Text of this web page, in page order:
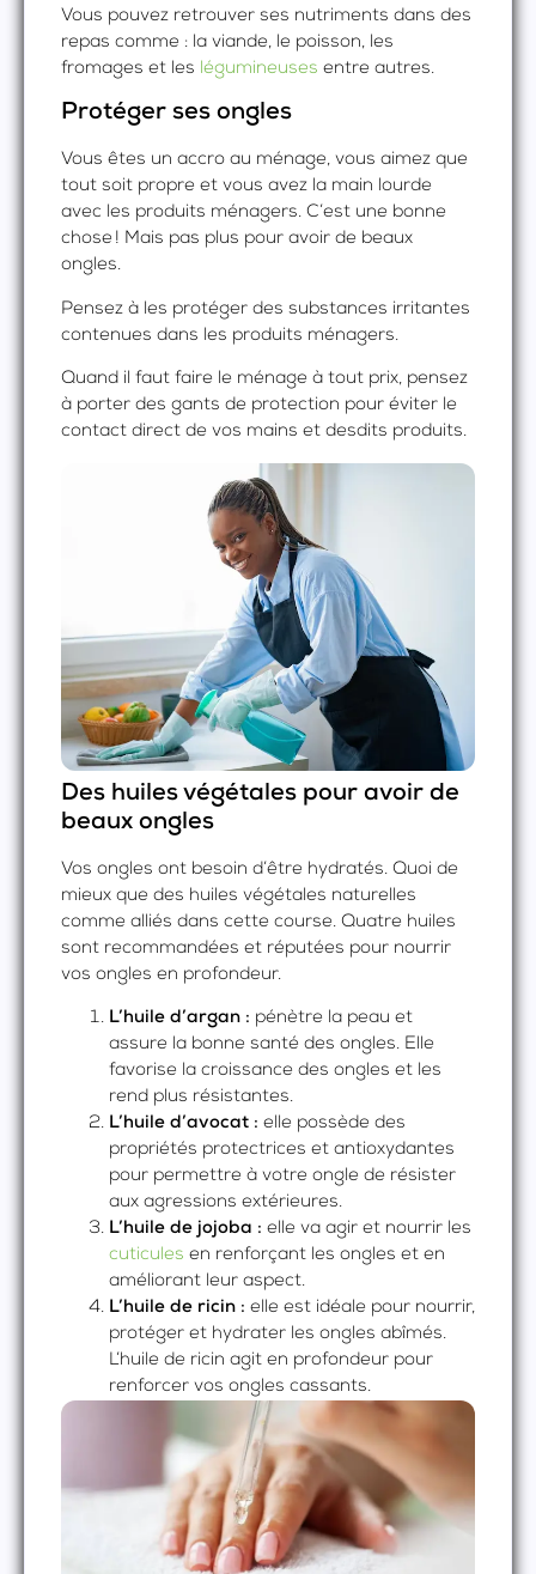
Vous pouvez retrouver ses nutriments dans des
repas comme : la viande, le poisson, les
fromages et les légumineuses entre autres.
Protéger ses ongles
Vous êtes un accro au ménage, vous aimez que
tout soit propre et vous avez la main lourde
avec les produits ménagers. C’est une bonne
chose ! Mais pas plus pour avoir de beaux
ongles.
Pensez à les protéger des substances irritantes
contenues dans les produits ménagers.
Quand il faut faire le ménage à tout prix, pensez
à porter des gants de protection pour éviter le
contact direct de vos mains et desdits produits.
Des huiles végétales pour avoir de
beaux ongles
Vos ongles ont besoin d’être hydratés. Quoi de
mieux que des huiles végétales naturelles
comme alliés dans cette course. Quatre huiles
sont recommandées et réputées pour nourrir
vos ongles en profondeur.
L’huile d’argan : pénètre la peau et
assure la bonne santé des ongles. Elle
favorise la croissance des ongles et les
rend plus résistantes.
L’huile d’avocat : elle possède des
propriétés protectrices et antioxydantes
pour permettre à votre ongle de résister
aux agressions extérieures.
L’huile de jojoba : elle va agir et nourrir les
cuticules en renforçant les ongles et en
améliorant leur aspect.
L’huile de ricin : elle est idéale pour nourrir,
protéger et hydrater les ongles abîmés.
L’huile de ricin agit en profondeur pour
renforcer vos ongles cassants.